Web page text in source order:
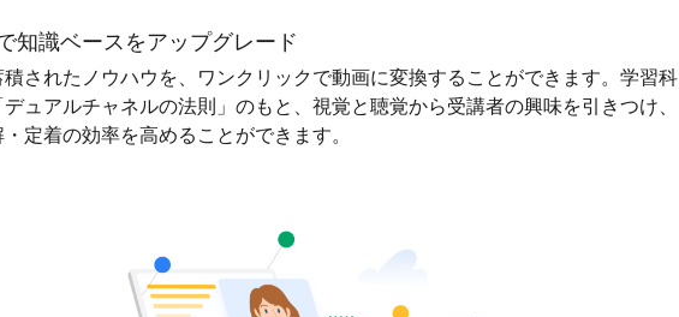
知識ベースをアップグレード
されたノウハウを、ワンクリックで動画に変換することができます。学習科
ュアルチャネルの法則」のもと、視覚と聴覚から受講者の興味を引きつけ、
定着の効率を高めることができます。